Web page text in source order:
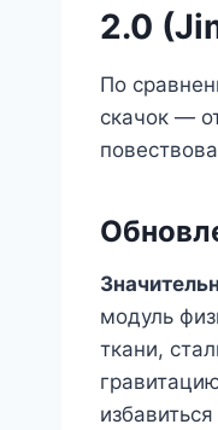
2.0
По
скачок —
модуль
ткани,